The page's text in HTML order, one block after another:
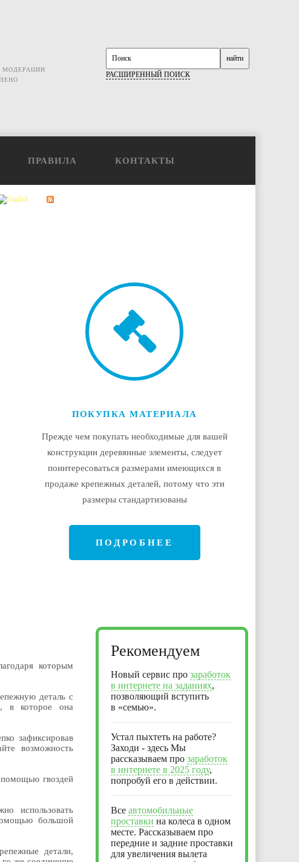
РАСШИРЕННЫЙ ПОИСК
МОДЕРАЦИИ
ПРАВИЛА КОНТАКТЫ
ПОКУПКА МАТЕРИАЛА
Прежде чем покупать необходимые для вашей
конструкции деревянные элементы, следует
поинтересоваться размерами имеющихся в
продаже крепежных деталей, потому что эти
размеры стандартизованы
ПОДРОБНЕЕ
которым
деталь с
в которое она
зафиксировав
возможность
помощью гвоздей
использовать
большой
детали,
Рекомендуем
Новый сервис про заработок
в интернете на заданиях,
позволяющий вступить
в «семью».
Устал пыхтеть на работе?
Заходи - здесь Мы
рассказываем про заработок
в интернете в 2025 году,
попробуй его в действии.
Все автомобильные
проставки на колеса в одном
месте. Рассказываем про
передние и задние проставки
для увеличения вылета